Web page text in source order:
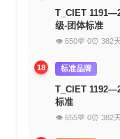
T_CIET
级-团体标准
👁 650💬 0⏰ 382
18 标准品牌
T_CIET
标准
👁 655💬 0⏰ 382